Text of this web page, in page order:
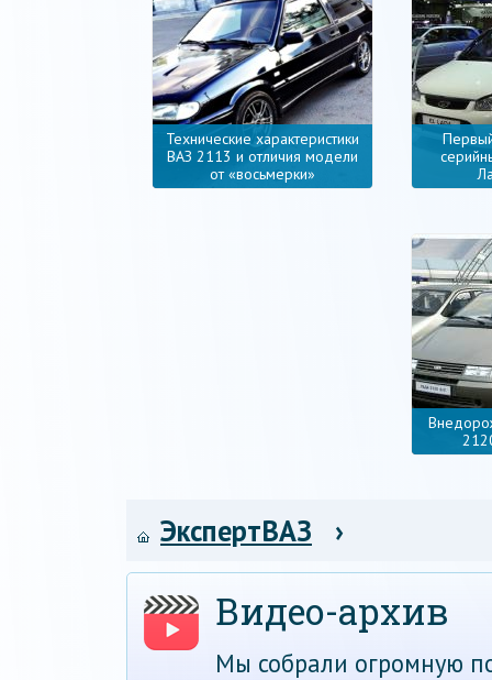
Технические характеристики
ВАЗ 2113 и отличия модели
от «восьмерки»
ЭкспертВАЗ ›
Видео-архив
Мы собрали огромную